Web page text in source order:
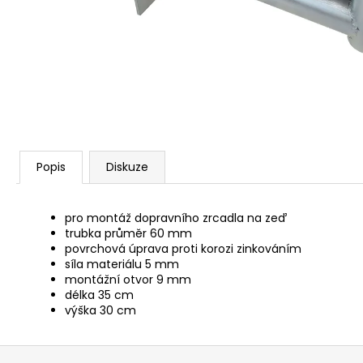
Popis Diskuze
pro montáž dopravního zrcadla na zeď
trubka průměr 60 mm
povrchová úprava proti korozi zinkováním
síla materiálu 5 mm
montážní otvor 9 mm
délka 35 cm
výška 30 cm
DOPRAVNÍ ZRCADLO ATOP 600X800
Z